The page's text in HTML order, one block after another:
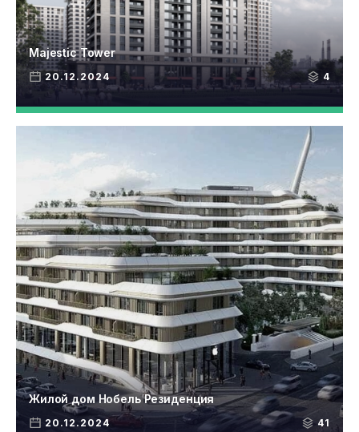
20.12.2024 4
Majestic Tower
20.12.2024 41
Жилой дом Нобель Pезиденция